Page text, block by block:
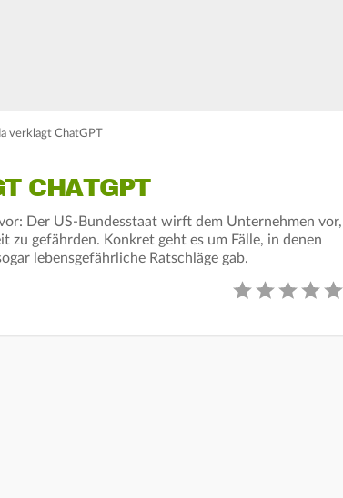
verklagt ChatGPT
CHATGPT
Der US-Bundesstaat wirft dem Unternehmen vor,
zu gefährden. Konkret geht es um Fälle, in denen
lebensgefährliche Ratschläge gab.